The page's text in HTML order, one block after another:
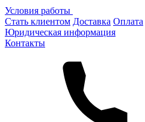
Условия работы
Стать клиентом Доставка Оплата
Юридическая информация
Контакты